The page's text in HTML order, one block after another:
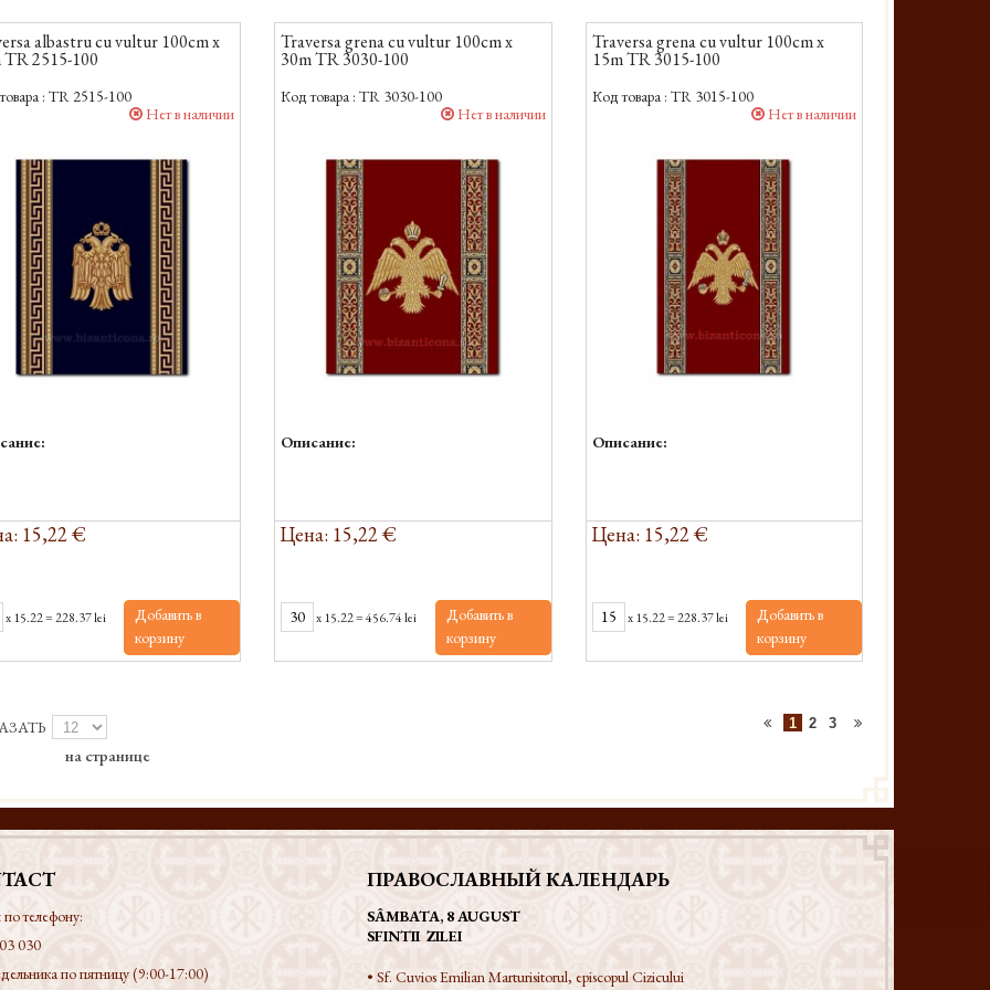
albastru cu vultur 100cm x
TR 2515-100
: TR 2515-100
Нет в наличии
15,22 €
x15.22=228.37 lei
Добавить в
корзину
Traversa grena cu vultur 100cm x
30m TR 3030-100
Код товара : TR 3030-100
Нет в наличии
Описание:
Цена: 15,22 €
x15.22=456.74 lei
Добавить в
корзину
Traversa grena cu vultur 100cm x
15m TR 3015-100
Код товара : TR 3015-100
Нет в наличии
Описание:
Цена: 15,22 €
x15.22=228.37 lei
Добавить в
корзину
на странице
1 2 3
телефону:
030
по пятницу (9:00-17:00)
ПРАВОСЛАВНЫЙ КАЛЕНДАРЬ
SÂMBATA, 8 AUGUST
SFINTII ZILEI
• Sf. Cuvios Emilian Marturisitorul, episcopul Cizicului